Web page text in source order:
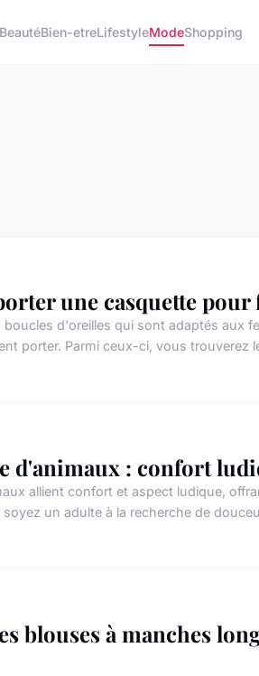
BeautéBien-etreLifestyleModeShopping
une casquette pour
d'oreilles qui sont adaptés aux
porter. Parmi ceux-ci, vous trouverez
d'animaux : confort
allient confort et aspect ludique,
un adulte à la recherche de
blouses à manches